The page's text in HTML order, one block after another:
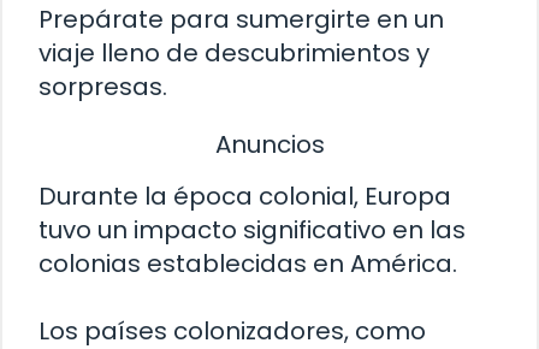
Prepárate para sumergirte en un
viaje lleno de descubrimientos y
sorpresas.
Anuncios
Durante la época colonial, Europa
tuvo un impacto significativo en las
colonias establecidas en América.
Los países colonizadores, como